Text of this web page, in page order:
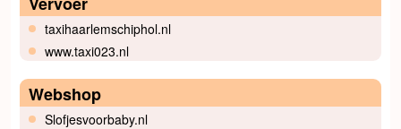
taxihaarlemschiphol.nl
www.taxi023.nl
Webshop
Slofjesvoorbaby.nl